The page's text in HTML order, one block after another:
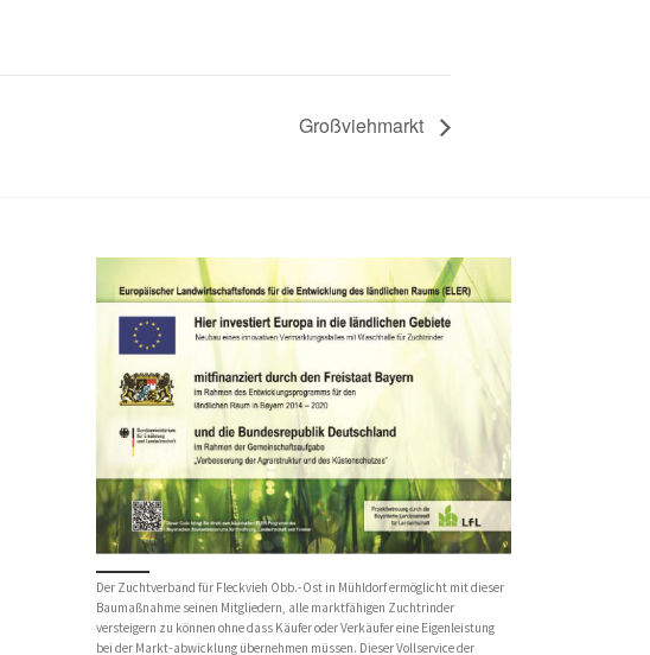
Großviehmarkt
Der Zuchtverband für Fleckvieh Obb.-Ost in Mühldorf ermöglicht mit dieser
Baumaßnahme seinen Mitgliedern, alle marktfähigen Zuchtrinder
versteigern zu können ohne dass Käufer oder Verkäufer eine Eigenleistung
bei der Markt-abwicklung übernehmen müssen. Dieser Vollservice der